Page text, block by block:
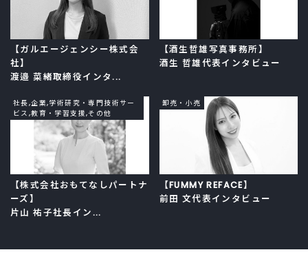
【ガルエージェンシー株式会
社】
渡邉 菜緒取締役インタ...
【酒生哲雄写真事務所】
酒生 哲雄代表インタビュー
社長,企業,学術研究・専門技術サー
ビス,教育・学習支援,その他
【株式会社おもてなしパートナ
ーズ】
片山 祐子社長イン...
卸売・小売
【FUMMY REFACE】
前田 文代表インタビュー